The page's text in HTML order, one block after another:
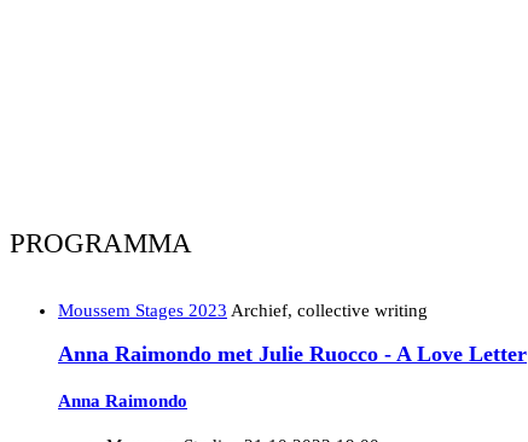
PROGRAMMA
Moussem Stages 2023 Archief, collective writing
Anna Raimondo met Julie Ruocco - A Love Letter
Anna Raimondo